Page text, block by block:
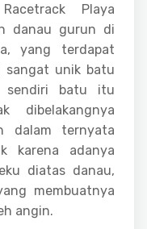
Playa
danau gurun di
yang terdapat
sangat unik batu
sendiri batu itu
dibelakangnya
dalam ternyata
karena adanya
diatas danau,
membuatnya
angin.